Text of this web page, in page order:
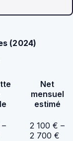
(2024)
Net
mensuel
estimé
2 100 € –
2 700 €